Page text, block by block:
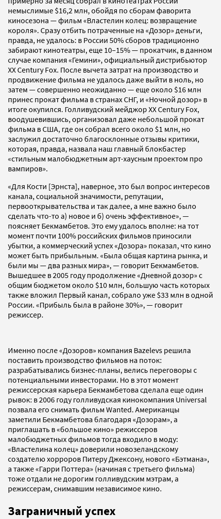
немыслимые $16,2 млн, обойдя по сборам фаворита
киносезона — фильм «Властелин колец: возвращение
короля». Сразу отбить потраченные на «Дозор» деньги,
правда, не удалось: в России 50% сборов традиционно
забирают кинотеатры, еще 10–15% — прокатчик, в данном
случае компания «Гемини», официальный дистрибьютор
XX Century Fox. После вычета затрат на производство и
продвижение фильма не удалось даже выйти в ноль, но
затем — совершенно неожиданно — еще около $16 млн
принес прокат фильма в странах СНГ, и «Ночной дозор» в
итоге окупился. Голливудский мейджор XX Century Fox,
воодушевившись, организовал даже небольшой прокат
фильма в США, где он собрал всего около $1 млн, но
заслужил достаточно благосклонные отзывы критики,
которая, правда, назвала наш главный блокбастер
«стильным малобюджетным арт-хаусным проектом про
вампиров».
«Для Кости [Эрнста], наверное, это был вопрос интересов
канала, социальной значимости, репутации,
первооткрывательства и так далее, а мне важно было
сделать что-то а) новое и б) очень эффективное», —
поясняет Бекмамбетов. Это ему удалось вполне: на тот
момент почти 100% российских фильмов приносили
убытки, а коммерческий успех «Дозора» показал, что кино
может быть прибыльным. «Была общая картина рынка, и
были мы — два разных мира», — говорит Бекмамбетов.
Вышедшее в 2005 году продолжение «Дневной дозор» с
общим бюджетом около $10 млн, большую часть которых
также вложил Первый канал, собрало уже $33 млн в одной
России. «Прибыль была в районе 30%», — говорит
режиссер.
Именно после «Дозоров» компания Bazelevs решила
поставить производство фильмов на поток:
разрабатывались бизнес-планы, велись переговоры с
потенциальными инвесторами. Но в этот момент
режиссерская карьера Бекмамбетова сделала еще один
рывок: в 2006 году голливудская кинокомпания Universal
позвала его снимать фильм Wanted. Американцы
заметили Бекмамбетова благодаря «Дозорам», а
приглашать в «большое кино» режиссеров
малобюджетных фильмов тогда входило в моду:
«Властелина колец» доверили новозеландскому
создателю хорроров Питеру Джексону, нового «Бэтмана»,
а также «Гарри Поттера» (начиная с третьего фильма)
тоже отдали не дорогим голливудским мэтрам, а
режиссерам, снимавшим независимое кино.
Заграничный успех